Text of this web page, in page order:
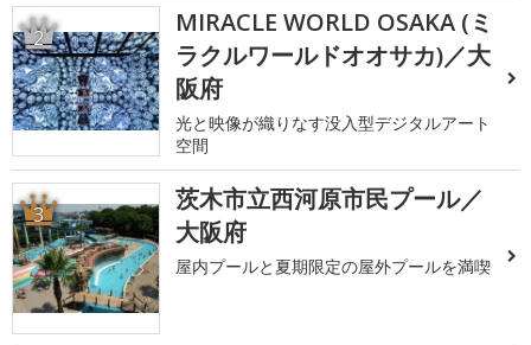
2
MIRACLE WORLD OSAKA (ミ
ラクルワールドオオサカ)／大
阪府
光と映像が織りなす没入型デジタルアート
空間
3
茨木市立西河原市民プール／
大阪府
屋内プールと夏期限定の屋外プールを満喫